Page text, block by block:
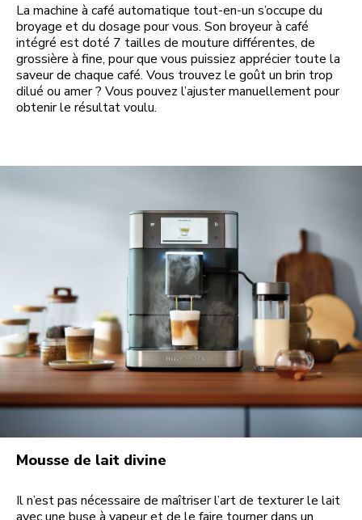
La machine à café automatique tout-en-un s’occupe du
broyage et du dosage pour vous. Son broyeur à café
intégré est doté 7 tailles de mouture différentes, de
grossière à fine, pour que vous puissiez apprécier toute la
saveur de chaque café. Vous trouvez le goût un brin trop
dilué ou amer ? Vous pouvez l’ajuster manuellement pour
obtenir le résultat voulu.
Mousse de lait divine
Il n’est pas nécessaire de maîtriser l’art de texturer le lait